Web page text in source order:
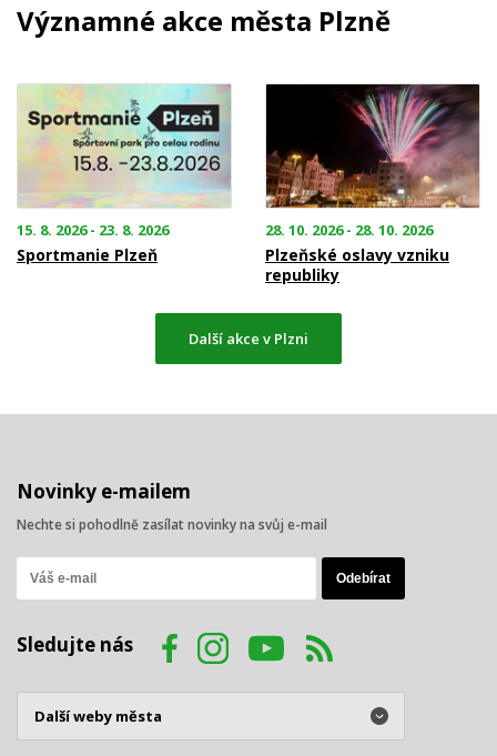
Významné akce města Plzně
15. 8. 2026 - 23. 8. 2026
Sportmanie Plzeň
28. 10. 2026 - 28. 10. 2026
Plzeňské oslavy vzniku
republiky
Další akce v Plzni
Novinky e-mailem
Nechte si pohodlně zasílat novinky na svůj e-mail
Sledujte nás